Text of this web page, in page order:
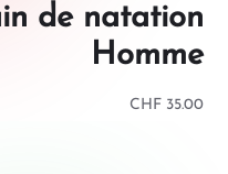
de natation
Homme
CHF35.00